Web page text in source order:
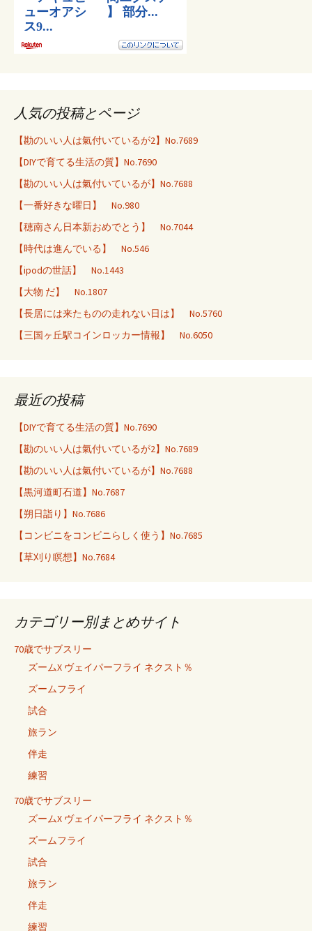
人気の投稿とページ
【勘のいい人は氣付いているが2】No.7689
【DIYで育てる生活の質】No.7690
【勘のいい人は氣付いているが】No.7688
【一番好きな曜日】 No.980
【穂南さん日本新おめでとう】 No.7044
【時代は進んでいる】 No.546
【ipodの世話】 No.1443
【大物 だ】 No.1807
【長居には来たものの走れない日は】 No.5760
【三国ヶ丘駅コインロッカー情報】 No.6050
最近の投稿
【DIYで育てる生活の質】No.7690
【勘のいい人は氣付いているが2】No.7689
【勘のいい人は氣付いているが】No.7688
【黒河道町石道】No.7687
【朔日詣り】No.7686
【コンビニをコンビニらしく使う】No.7685
【草刈り瞑想】No.7684
カテゴリー別まとめサイト
70歳でサブスリー
ズームX ヴェイパーフライ ネクスト％
ズームフライ
試合
旅ラン
伴走
練習
70歳でサブスリー
ズームX ヴェイパーフライ ネクスト％
ズームフライ
試合
旅ラン
伴走
練習